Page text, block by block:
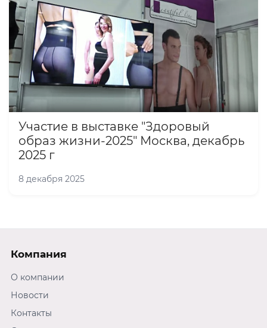
Участие в выставке "Здоровый
образ жизни-2025" Москва, декабрь
2025 г
8 декабря 2025
Компания
О компании
Новости
Контакты